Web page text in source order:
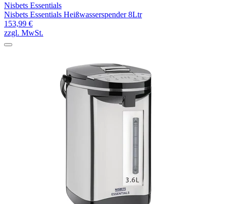
Nisbets Essentials
Nisbets Essentials Heißwasserspender 8Ltr
153,99 €
zzgl. MwSt.